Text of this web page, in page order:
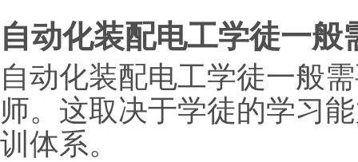
自动化装配电工学徒一般
自动化装配电工学徒一般
师。这取决于学徒的学习
训体系。